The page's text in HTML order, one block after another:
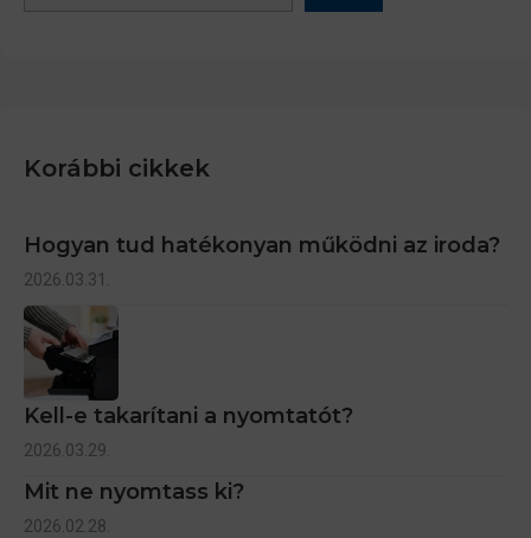
Korábbi cikkek
Hogyan tud hatékonyan működni az iroda?
2026.03.31.
Kell-e takarítani a nyomtatót?
2026.03.29.
Mit ne nyomtass ki?
2026.02.28.